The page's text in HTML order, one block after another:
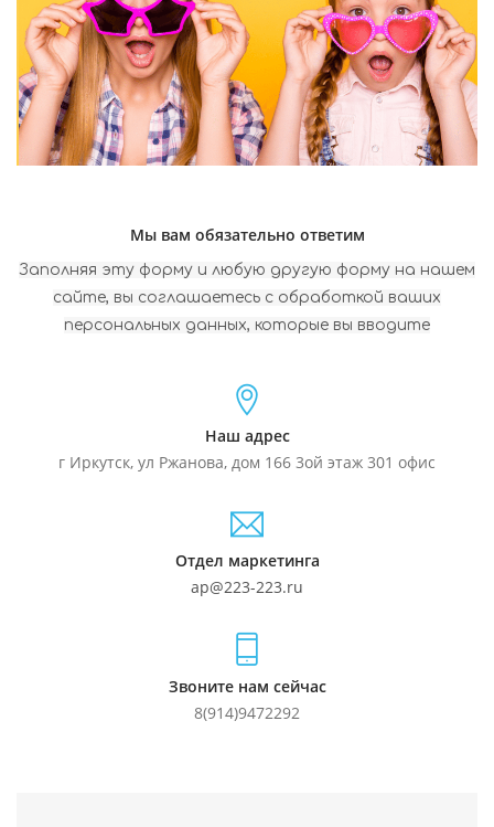
Мы вам обязательно ответим
Заполняя эту форму и любую другую форму на нашем
сайте, вы соглашаетесь с обработкой ваших
персональных данных, которые вы вводите
Наш адрес
г Иркутск, ул Ржанова, дом 166 3ой этаж 301 офис
Отдел маркетинга
ap@223-223.ru
Звоните нам сейчас
8(914)9472292